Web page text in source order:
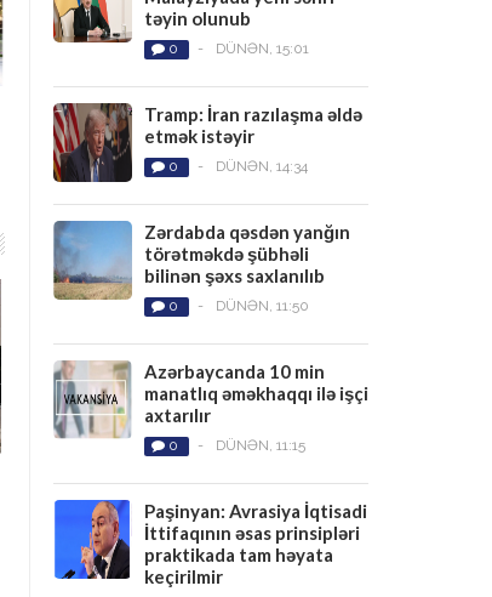
təyin olunub
0 - DÜNƏN, 15:01
Tramp: İran razılaşma əldə
etmək istəyir
0 - DÜNƏN, 14:34
Zərdabda qəsdən yanğın
törətməkdə şübhəli
bilinən şəxs saxlanılıb
0 - DÜNƏN, 11:50
Azərbaycanda 10 min
manatlıq əməkhaqqı ilə işçi
axtarılır
0 - DÜNƏN, 11:15
Paşinyan: Avrasiya İqtisadi
İttifaqının əsas prinsipləri
praktikada tam həyata
keçirilmir